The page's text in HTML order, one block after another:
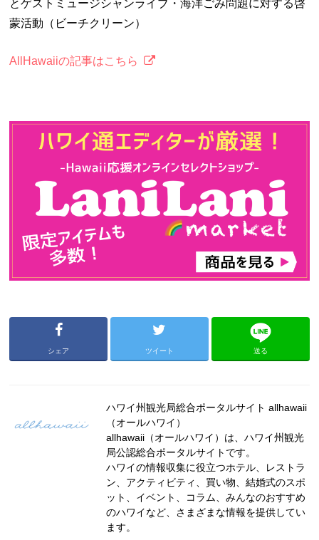
とゲストミュージシャンライブ・海洋ごみ問題に対する啓
蒙活動（ビーチクリーン）
AllHawaiiの記事はこちら
シェア ツイート 送る
ハワイ州観光局総合ポータルサイト allhawaii
（オールハワイ）
allhawaii（オールハワイ）は、ハワイ州観光
局公認総合ポータルサイトです。
ハワイの情報収集に役立つホテル、レストラ
ン、アクティビティ、買い物、結婚式のスポ
ット、イベント、コラム、みんなのおすすめ
のハワイなど、さまざまな情報を提供してい
ます。